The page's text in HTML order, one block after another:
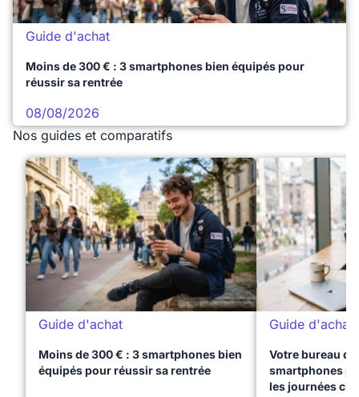
Guide d'achat
Moins de 300 € : 3 smartphones bien équipés pour
réussir sa rentrée
08/08/2026
Nos guides et comparatifs
Guide d'achat
Moins de 300 € : 3 smartphones bien
équipés pour réussir sa rentrée
Guide d'achat
Votre bureau
smartphones
les journées